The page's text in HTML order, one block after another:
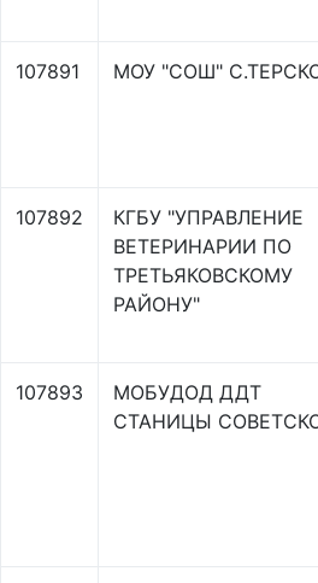
107891 МОУ "СОШ"
107892
КГБУ "УПРАВЛЕНИЕ
ВЕТЕРИНАРИИ ПО
ТРЕТЬЯКОВСКОМУ
РАЙОНУ"
107893
МОБУДОД ДДТ
СТАНИЦЫ